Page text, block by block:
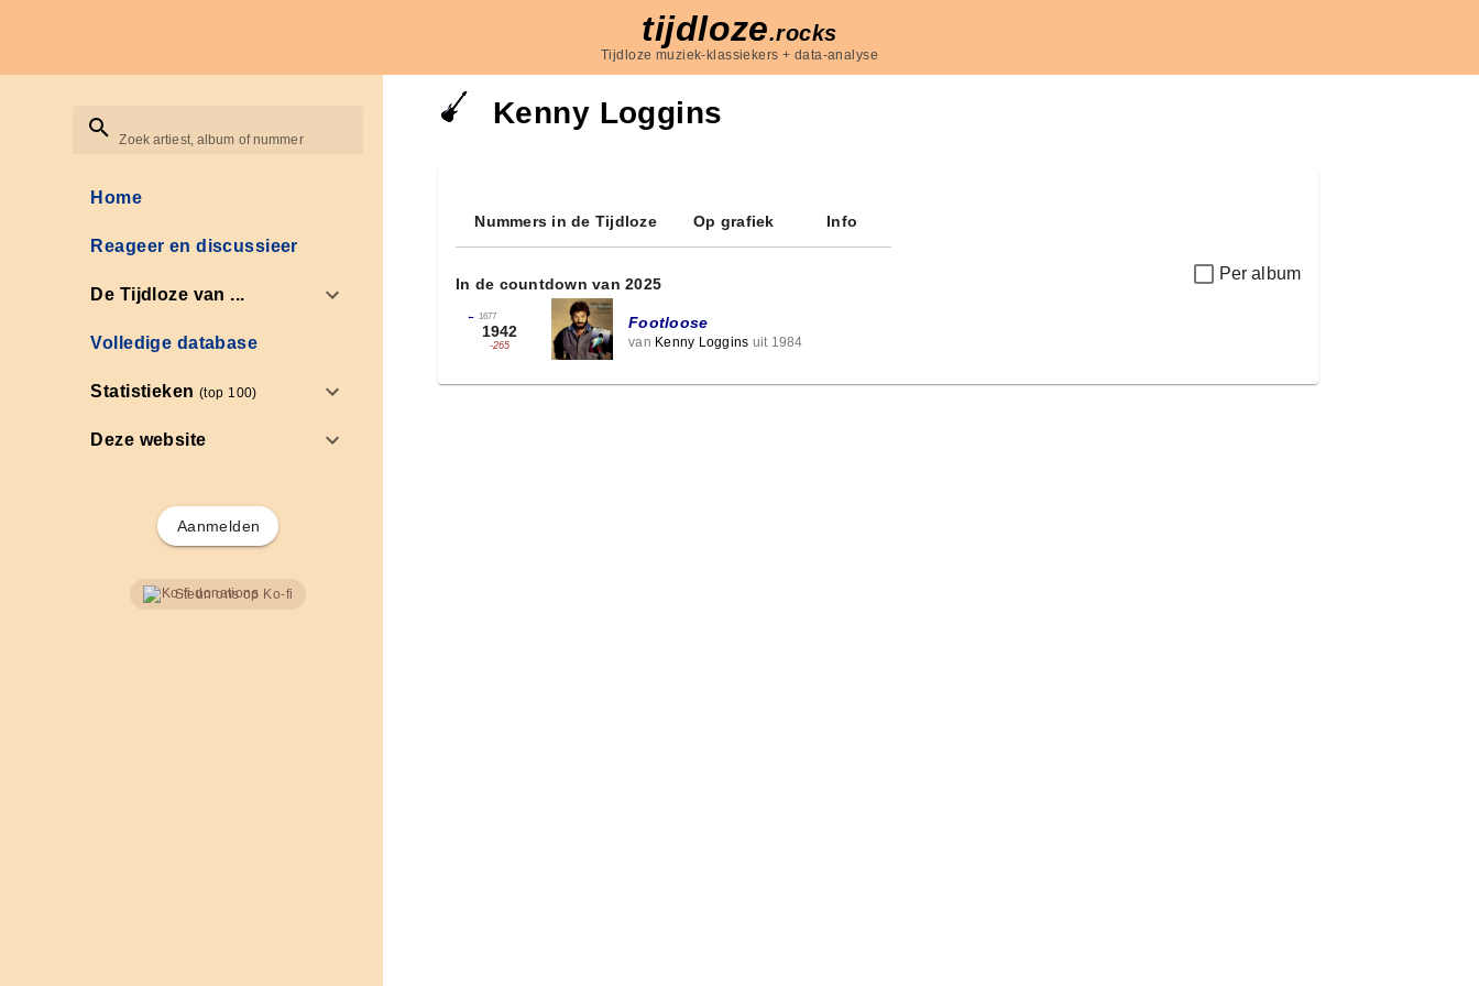
tijdloze.rocks
Tijdloze muziek-klassiekers + data-analyse
Zoek artiest, album of nummer
Home
Reageer en discussieer
De Tijdloze van ...
Volledige database
Statistieken(top 100)
Deze website
Aanmelden
Steun ons op Ko-fi
Kenny Loggins
Nummers in de Tijdloze Op grafiek Info
Per album
In de countdown van 2025
← 1677
1942
-265
Footloose
van Kenny Loggins uit 1984